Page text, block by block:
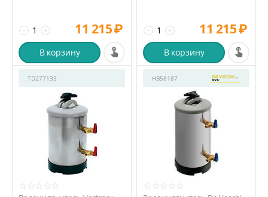
+
− 11 215₽
В корзину
+
− 11 215₽
В корзину
TD277133 HB58187